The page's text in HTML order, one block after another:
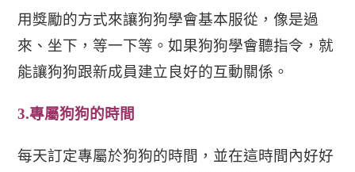
用獎勵的方式來讓狗狗學會基本服從，像是過
來、坐下，等一下等。如果狗狗學會聽指令，就
能讓狗狗跟新成員建立良好的互動關係。
3.專屬狗狗的時間
每天訂定專屬於狗狗的時間，並在這時間內好好